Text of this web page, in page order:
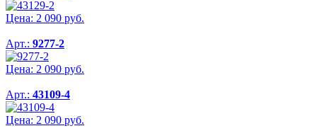
Цена: 2 090 руб.
Арт.: 9277-2
Цена: 2 090 руб.
Арт.: 43109-4
Цена: 2 090 руб.